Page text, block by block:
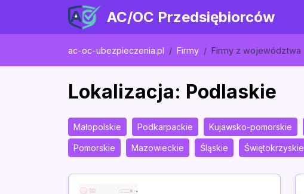
AC/OC Przedsiębiorców
ac-oc-ubezpieczenia.pl Firmy Firmy z województwa
Lokalizacja: Podlaskie
Małopolskie Podkarpackie Kujawsko-pomorskie
Pomorskie Mazowieckie Śląskie Świętokrzyskie